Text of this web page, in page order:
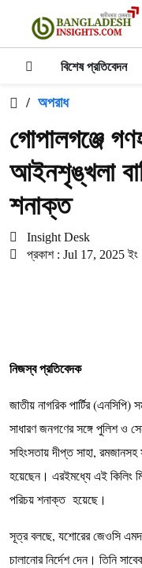
বিশেষ প্রতিবেদন
/ অপরাধ
গোপালগঞ্জে
আইনশৃঙ্খলা
শনাক্ত
Insight Desk
প্রকাশ : Jul 17, 2025 ইং
নিজস্ব প্রতিবেদক
জাতীয় নাগরিক পার্টির
সাধারণ জনগণের সঙ্গে পুলিশ ও
সহিংসতায় দীপ্ত সাহা,
হয়েছেন। এরইমধ্যে এই কিলিং
পরিচয় শনাক্ত হয়েছে।
সূত্র বলছে, যশোরের জেওসি
চালানোর নির্দেশ দেন। তিনি